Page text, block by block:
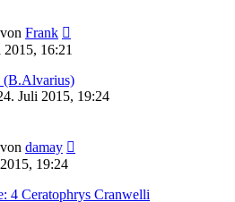
von Frank
16:21
(B.Alvarius)
Juli 2015, 19:24
von damay
19:24
4 Ceratophrys Cranwelli